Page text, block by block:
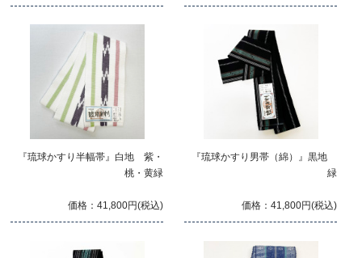
『琉球かすり半幅帯』白地 紫・
桃・黄緑
価格：41,800円(税込)
『琉球かすり男帯（綿）』黒地
緑
価格：41,800円(税込)